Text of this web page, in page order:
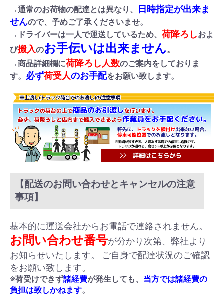
→通常のお荷物の配達とは異なり、
日時指定が出来ま
せんので、予めご了承くださいませ。
→ドライバーは一人で運送しているため、 荷降ろしおよ
び搬入のお手伝いは出来ません。
→商品詳細欄に荷降ろし人数のご案内をしておりま
す。 必ず荷受人のお手配をお願い致します。
【配送のお問い合わせとキャンセルの注意
事項】
基本的に運送会社からお電話で連絡されません。
お問い合わせ番号が分かり次第、弊社より
お知らせいたします。 ご自身で配達状況のご確認
をお願い致します。
※荷受けできず諸経費が発生しても、 当方では諸経費の
負担は致しかねます。